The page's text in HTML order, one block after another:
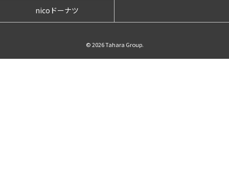
nicoドーナツ
© 2026 Tahara Group.